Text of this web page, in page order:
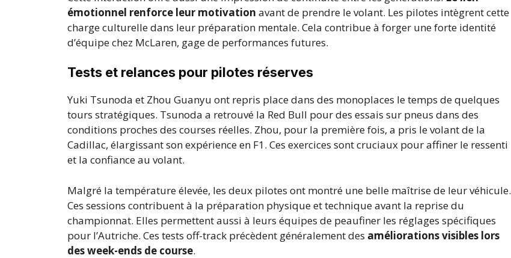
émotionnel renforce leur motivation avant de prendre le volant. Les pilotes intègrent cette
charge culturelle dans leur préparation mentale. Cela contribue à forger une forte identité
d’équipe chez McLaren, gage de performances futures.
Tests et relances pour pilotes réserves
Yuki Tsunoda et Zhou Guanyu ont repris place dans des monoplaces le temps de quelques
tours stratégiques. Tsunoda a retrouvé la Red Bull pour des essais sur pneus dans des
conditions proches des courses réelles. Zhou, pour la première fois, a pris le volant de la
Cadillac, élargissant son expérience en F1. Ces exercices sont cruciaux pour affiner le ressenti
et la confiance au volant.
Malgré la température élevée, les deux pilotes ont montré une belle maîtrise de leur véhicule.
Ces sessions contribuent à la préparation physique et technique avant la reprise du
championnat. Elles permettent aussi à leurs équipes de peaufiner les réglages spécifiques
pour l’Autriche. Ces tests off-track précèdent généralement des améliorations visibles lors
des week-ends de course.